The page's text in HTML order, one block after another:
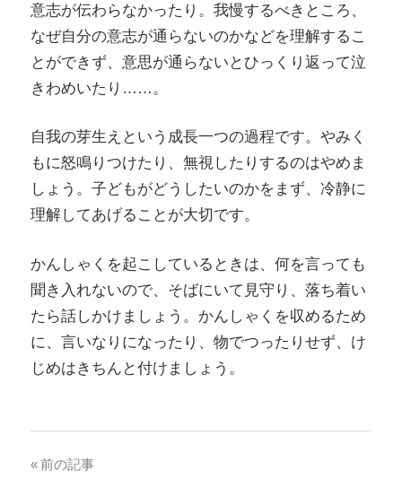
意志が伝わらなかったり。我慢するべきところ、
なぜ自分の意志が通らないのかなどを理解するこ
とができず、意思が通らないとひっくり返って泣
きわめいたり……。
自我の芽生えという成長一つの過程です。やみく
もに怒鳴りつけたり、無視したりするのはやめま
しょう。子どもがどうしたいのかをまず、冷静に
理解してあげることが大切です。
かんしゃくを起こしているときは、何を言っても
聞き入れないので、そばにいて見守り、落ち着い
たら話しかけましょう。かんしゃくを収めるため
に、言いなりになったり、物でつったりせず、け
じめはきちんと付けましょう。
投
前の記事